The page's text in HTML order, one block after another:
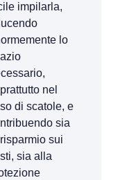
impilarla,
lo
nel
di scatole, e
sia
sui
sia alla